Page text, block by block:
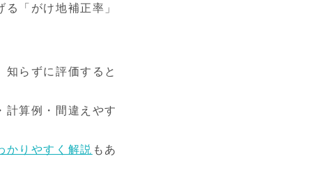
「がけ地補正率」
、知らずに評価すると
計算例・間違えやす
りやすく解説 もあ